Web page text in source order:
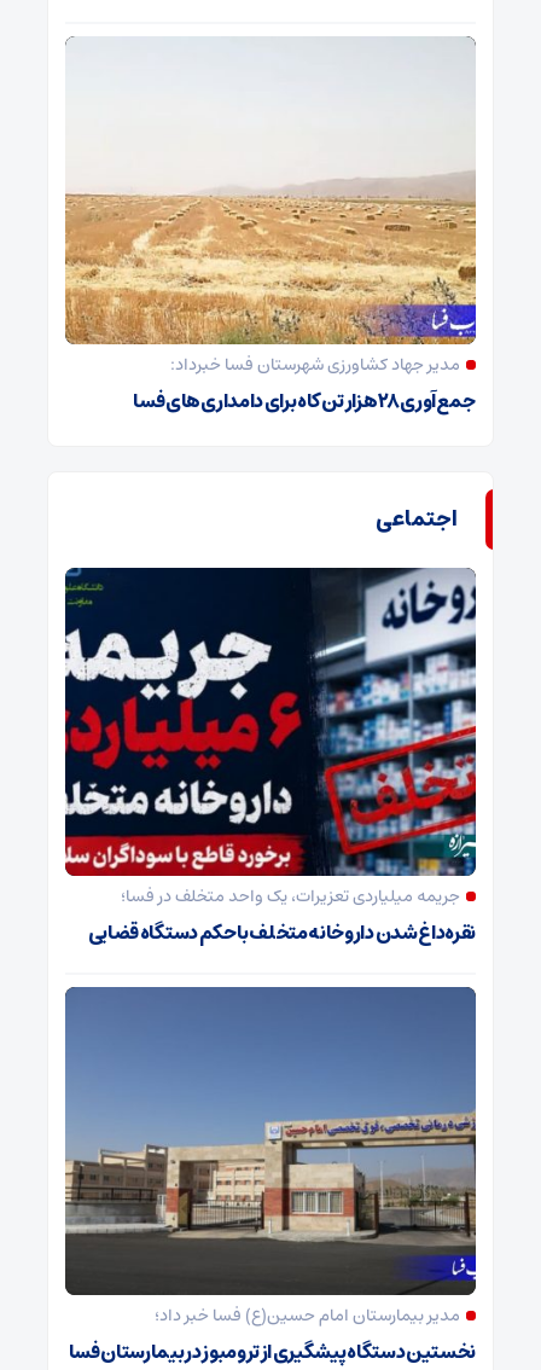
مدیر جهاد کشاورزی شهرستان فسا خبرداد:
جمع‌آوری ۲۸ هزار تن کاه برای دامداری‌های فسا
اجتماعی
جریمه میلیاردی تعزیرات، یک واحد متخلف در فسا؛
نقره‌داغ شدن داروخانه متخلف با حکم دستگاه قضایی
مدیر بیمارستان امام حسین(ع) فسا خبر داد؛
نخستین دستگاه پیشگیری از ترومبوز در بیمارستان فسا